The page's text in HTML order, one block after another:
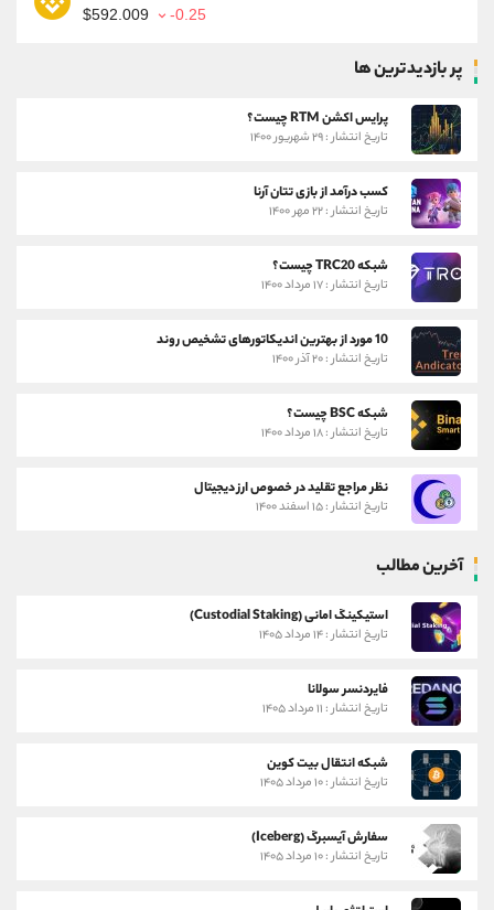
$592.009 -0.25
پر بازدیدترین ها
پرایس اکشن RTM چیست؟
تاریخ انتشار : ۲۹ شهریور ۱۴۰۰
کسب درآمد از بازی تتان آرنا
تاریخ انتشار : ۲۲ مهر ۱۴۰۰
شبکه TRC20 چیست؟
تاریخ انتشار : ۱۷ مرداد ۱۴۰۰
10 مورد از بهترین اندیکاتورهای تشخیص روند
تاریخ انتشار : ۲۰ آذر ۱۴۰۰
شبکه BSC چیست؟
تاریخ انتشار : ۱۸ مرداد ۱۴۰۰
نظر مراجع تقلید در خصوص ارز دیجیتال
تاریخ انتشار : ۱۵ اسفند ۱۴۰۰
آخرین مطالب
استیکینگ امانی (Custodial Staking)
تاریخ انتشار : ۱۴ مرداد ۱۴۰۵
فایردنسر سولانا
تاریخ انتشار : ۱۱ مرداد ۱۴۰۵
شبکه انتقال بیت کوین
تاریخ انتشار : ۱۰ مرداد ۱۴۰۵
سفارش آیسبرگ (Iceberg)
تاریخ انتشار : ۱۰ مرداد ۱۴۰۵